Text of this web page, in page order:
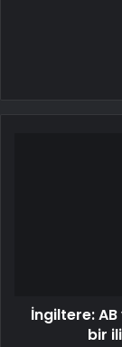
İngiltere:
bir